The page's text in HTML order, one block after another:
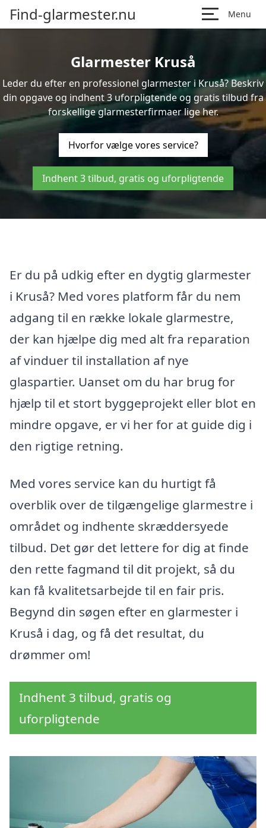
Find-glarmester.nu Menu
Glarmester Kruså
Leder du efter en professionel glarmester i Kruså? Beskriv
din opgave og indhent 3 uforpligtende og gratis tilbud fra
forskellige glarmesterfirmaer lige her.
Hvorfor vælge vores service?
Indhent 3 tilbud, gratis og uforpligtende
Er du på udkig efter en dygtig glarmester
i Kruså? Med vores platform får du nem
adgang til en række lokale glarmestre,
der kan hjælpe dig med alt fra reparation
af vinduer til installation af nye
glaspartier. Uanset om du har brug for
hjælp til et stort byggeprojekt eller blot en
mindre opgave, er vi her for at guide dig i
den rigtige retning.
Med vores service kan du hurtigt få
overblik over de tilgængelige glarmestre i
området og indhente skræddersyede
tilbud. Det gør det lettere for dig at finde
den rette fagmand til dit projekt, så du
kan få kvalitetsarbejde til en fair pris.
Begynd din søgen efter en glarmester i
Kruså i dag, og få det resultat, du
drømmer om!
Indhent 3 tilbud, gratis og
uforpligtende